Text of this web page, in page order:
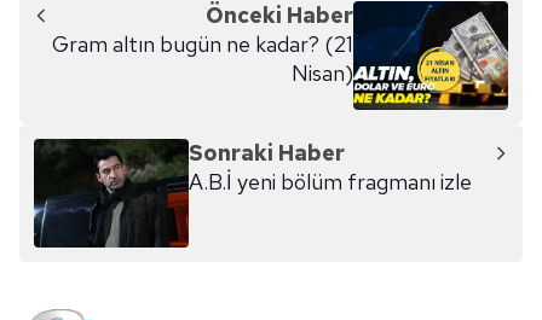
Önceki Haber
Gram altın bugün ne kadar? (21
Nisan)
Sonraki Haber
A.B.İ yeni bölüm fragmanı izle